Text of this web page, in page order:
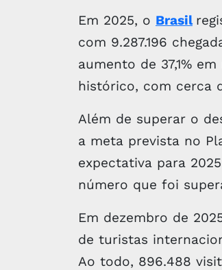
Em 2025, o Brasil
com 9.287.196
aumento de 37,1%
histórico, com cerca
Além de superar o
a meta prevista no
expectativa para
número que foi
Em dezembro de
de turistas
Ao todo, 896.488